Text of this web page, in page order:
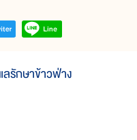
ลรักษาข้าวฟ่าง